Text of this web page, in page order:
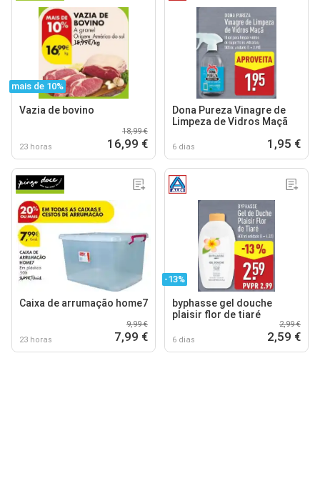
mais de 10%
Vazia de bovino
23 horas
18,99 €
16,99 €
Dona Pureza Vinagre de
Limpeza de Vidros Maçã
6 dias 1,95 €
Caixa de arrumação home7
23 horas
9,99 €
7,99 €
-13%
byphasse gel douche
plaisir flor de tiaré
6 dias
2,99 €
2,59 €